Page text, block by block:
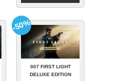
007 FIRST LIGHT
DELUXE EDITION
-50%